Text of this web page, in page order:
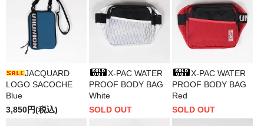
JACQUARD
LOGO SACOCHE
Blue
3,850円(税込)
X-PAC WATER
PROOF BODY BAG
White
SOLD OUT
X-PAC WATER
PROOF BODY BAG
Red
SOLD OUT